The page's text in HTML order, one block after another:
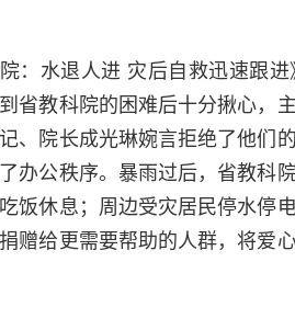
：水退人进 灾后自救迅速跟
省教科院的困难后十分揪心，
、院长成光琳婉言拒绝了他们
办公秩序。暴雨过后，省教科
饭休息；周边受灾居民停水停
赠给更需要帮助的人群，将爱